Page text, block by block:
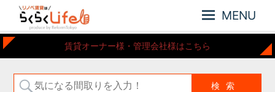
ノ
ベ
元
近
郊
MENU
賃貸オーナー様・管理会社様はこちら